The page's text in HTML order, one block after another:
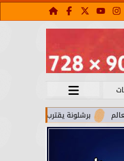
يقترب من استعادة جواو كانسيلو